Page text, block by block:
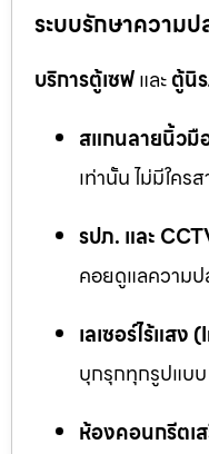
ระบบรักษาความ
บริการตู้เซฟและตู้นิ
สแกนลายนิ้ว
เท่านั้น ไม่มีใคร
รปภ. และ
คอยดูแลความ
เลเซอร์ไร้แส
บุกรุกทุกรูปแบบ
ห้องคอนกรีตเ